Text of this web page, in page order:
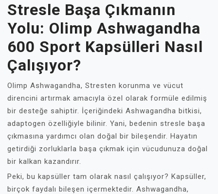
Stresle Başa Çıkmanın
Yolu: Olimp Ashwagandha
600 Sport Kapsülleri Nasıl
Çalışıyor?
Olimp Ashwagandha, Stresten korunma ve vücut
direncini artırmak amacıyla özel olarak formüle edilmiş
bir desteğe sahiptir. İçeriğindeki Ashwagandha bitkisi,
adaptogen özelliğiyle bilinir. Yani, bedenin stresle başa
çıkmasına yardımcı olan doğal bir bileşendir. Hayatın
getirdiği zorluklarla başa çıkmak için vücudunuza doğal
bir kalkan kazandırır.
Peki, bu kapsüller tam olarak nasıl çalışıyor? Kapsüller,
birçok faydalı bileşen içermektedir. Ashwagandha,